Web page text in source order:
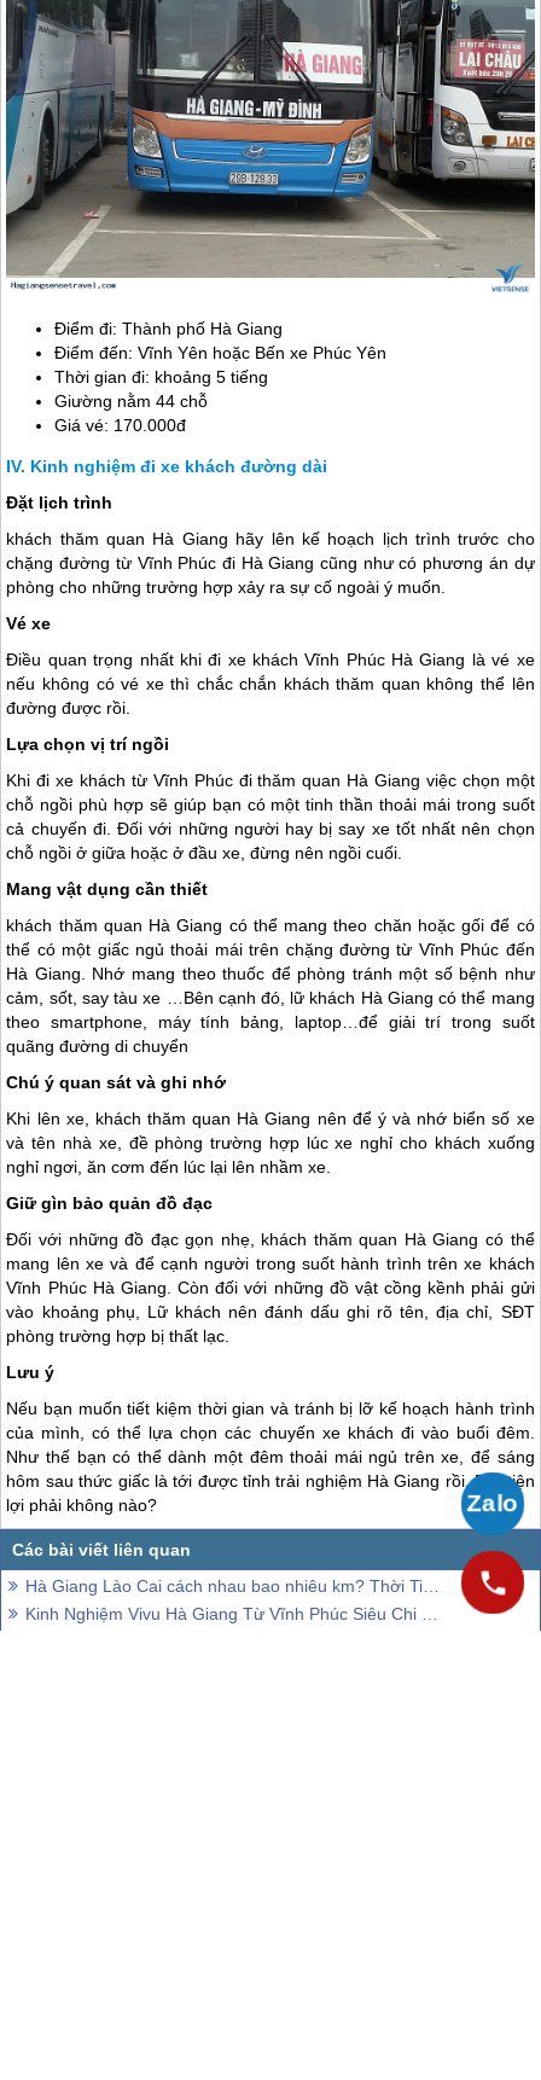
Điểm đi: Thành phố Hà Giang
Điểm đến: Vĩnh Yên hoặc Bến xe Phúc Yên
Thời gian đi: khoảng 5 tiếng
Giường nằm 44 chỗ
Giá vé: 170.000đ
Kinh nghiệm đi xe khách đường dài
Đặt lịch trình
khách thăm quan Hà Giang hãy lên kế hoạch lịch trình trước cho
chặng đường từ Vĩnh Phúc đi Hà Giang cũng như có phương án dự
phòng cho những trường hợp xảy ra sự cố ngoài ý muốn.
Vé xe
Điều quan trọng nhất khi đi xe khách Vĩnh Phúc Hà Giang là vé xe
nếu không có vé xe thì chắc chắn khách thăm quan không thể lên
đường được rồi.
Lựa chọn vị trí ngồi
Khi đi xe khách từ Vĩnh Phúc đi thăm quan Hà Giang việc chọn một
chỗ ngồi phù hợp sẽ giúp bạn có một tinh thần thoải mái trong suốt
cả chuyến đi. Đối với những người hay bị say xe tốt nhất nên chọn
chỗ ngồi ở giữa hoặc ở đầu xe, đừng nên ngồi cuối.
Mang vật dụng cần thiết
khách thăm quan Hà Giang có thể mang theo chăn hoặc gối để có
thể có một giấc ngủ thoải mái trên chặng đường từ Vĩnh Phúc đến
Hà Giang . Nhớ mang theo thuốc để phòng tránh một số bệnh như
cảm, sốt, say tàu xe …Bên cạnh đó, lữ khách Hà Giang có thể mang
theo smartphone, máy tính bảng, laptop…để giải trí trong suốt
quãng đường di chuyển
Chú ý quan sát và ghi nhớ
Khi lên xe, khách thăm quan Hà Giang nên để ý và nhớ biển số xe
và tên nhà xe, đề phòng trường hợp lúc xe nghỉ cho khách xuống
nghỉ ngơi, ăn cơm đến lúc lại lên nhầm xe.
Giữ gìn bảo quản đồ đạc
Đối với những đồ đạc gọn nhẹ, khách thăm quan Hà Giang có thể
mang lên xe và để cạnh người trong suốt hành trình trên xe khách
Vĩnh Phúc Hà Giang . Còn đối với những đồ vật cồng kềnh phải gửi
vào khoảng phụ, Lữ khách nên đánh dấu ghi rõ tên, địa chỉ, SĐT
phòng trường hợp bị thất lạc.
Lưu ý
Nếu bạn muốn tiết kiệm thời gian và tránh bị lỡ kế hoạch hành trình
của mình, có thể lựa chọn các chuyến xe khách đi vào buổi đêm.
Như thế bạn có thể dành một đêm thoải mái ngủ trên xe, để sáng
hôm sau thức giấc là tới được tỉnh trải nghiệm Hà Giang rồi. Rất tiện
lợi phải không nào?
Hà Giang Lào Cai cách nhau bao nhiêu km? Thời Tiết 5 Ngày Tới
Kinh Nghiệm Vivu Hà Giang Từ Vĩnh Phúc Siêu Chi Tiết